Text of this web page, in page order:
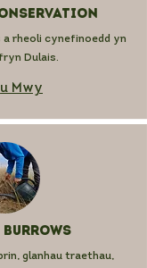
rheoli cynefinoedd yn
Dulais.
Mwy
Burrows
glanhau traethau,